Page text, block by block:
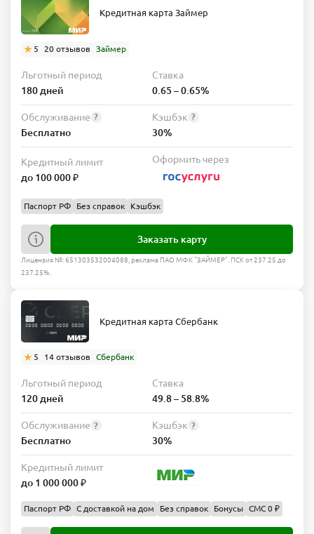
Кредитная карта Займер
5 20 отзывов Займер
Льготный период
180 дней
Ставка
0.65 – 0.65%
Обслуживание ?
Бесплатно
Кэшбэк ?
30%
Кредитный лимит
до 100 000 ₽
Оформить через
Паспорт РФ Без справок Кэшбэк
Заказать карту
Лицензия №: 651303532004088, реклама ПАО МФК "ЗАЙМЕР". ПСК от 237.25 до
237.25%.
Кредитная карта Сбербанк
5 14 отзывов Сбербанк
Льготный период
120 дней
Ставка
49.8 – 58.8%
Обслуживание ?
Бесплатно
Кэшбэк ?
30%
Кредитный лимит
до 1 000 000 ₽
Паспорт РФ С доставкой на дом Без справок Бонусы СМС 0 ₽